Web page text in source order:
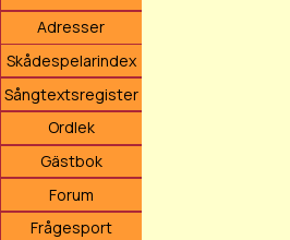
Adresser
Skådespelarindex
Sångtextsregister
Ordlek
Gästbok
Forum
Frågesport